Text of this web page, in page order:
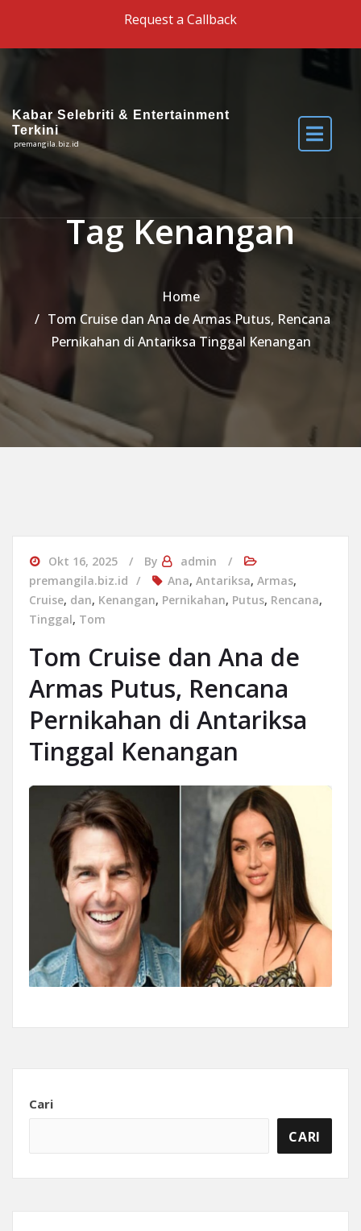
Request a Callback
Kabar Selebriti & Entertainment
Terkini
premangila.biz.id
Tag Kenangan
Home
Tom Cruise dan Ana de Armas Putus, Rencana
Pernikahan di Antariksa Tinggal Kenangan
Okt 16, 2025 By
admin
premangila.biz.id
Ana, Antariksa, Armas,
Cruise, dan, Kenangan, Pernikahan, Putus, Rencana,
Tinggal, Tom
Tom Cruise dan Ana de
Armas Putus, Rencana
Pernikahan di Antariksa
Tinggal Kenangan
Cari
CARI